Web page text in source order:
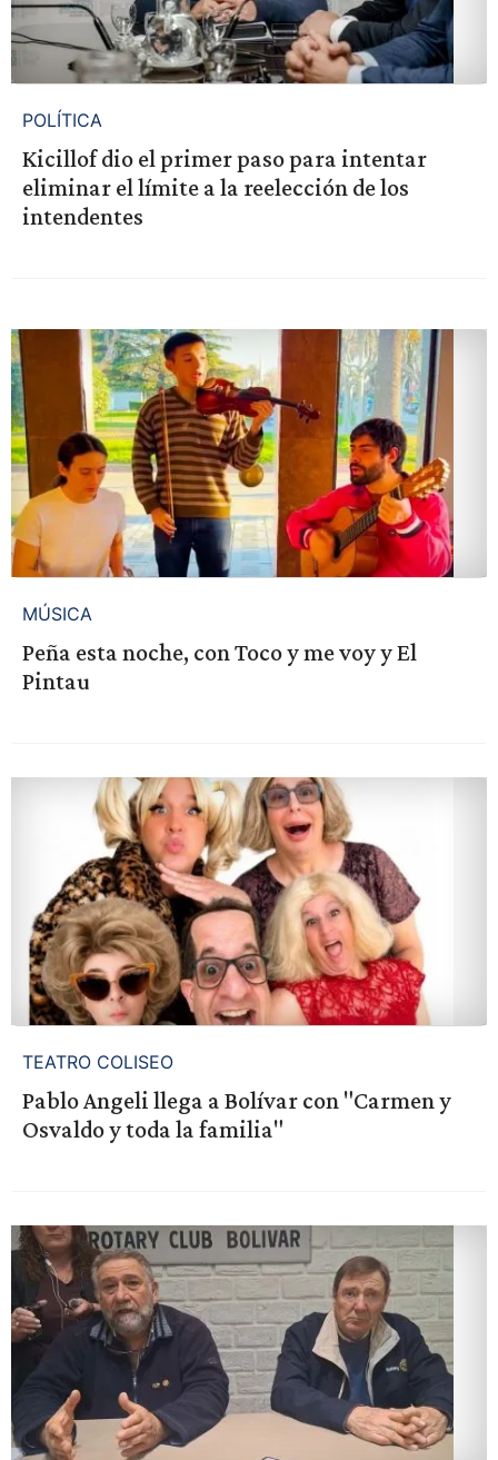
POLÍTICA
Kicillof dio el primer paso para intentar
eliminar el límite a la reelección de los
intendentes
MÚSICA
Peña esta noche, con Toco y me voy y El
Pintau
TEATRO COLISEO
Pablo Angeli llega a Bolívar con "Carmen y
Osvaldo y toda la familia"